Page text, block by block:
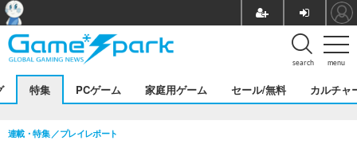
menu
search
特集 PCゲーム 家庭用ゲーム セール/無料 カルチャ
連載・特集 プレイレポート